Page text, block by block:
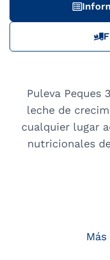
Puleva Peques
leche de
cualquier lugar
nutricionales